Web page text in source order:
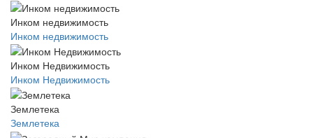
Инком недвижимость
Инком недвижимость
Инком Недвижимость
Инком Недвижимость
Землетека
Землетека